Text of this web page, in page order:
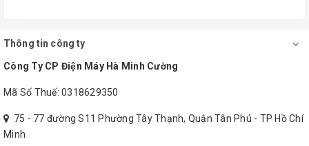
Thông tin công ty
Công Ty CP Điện Máy Hà Minh Cường
Mã Số Thuế: 0318629350
75 - 77 đường S11 Phường Tây Thạnh, Quận Tân Phú - TP Hồ Chí
Minh